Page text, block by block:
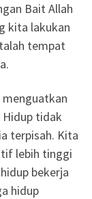
Bait Allah
kita lakukan
tempat
menguatkan
tidak
terpisah. Kita
lebih tinggi
bekerja
hidup